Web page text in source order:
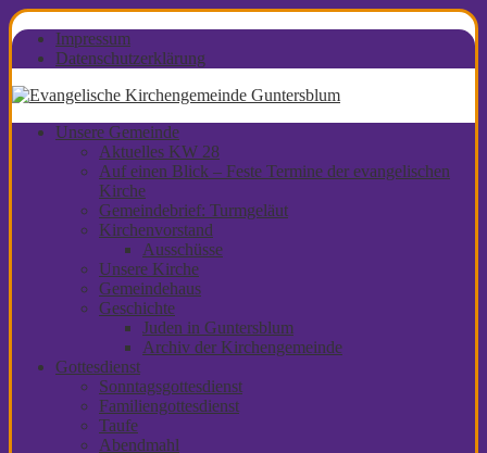
Impressum
Datenschutzerklärung
Unsere Gemeinde
Aktuelles KW 28
Auf einen Blick – Feste Termine der evangelischen
Kirche
Gemeindebrief: Turmgeläut
Kirchenvorstand
Ausschüsse
Unsere Kirche
Gemeindehaus
Geschichte
Juden in Guntersblum
Archiv der Kirchengemeinde
Gottesdienst
Sonntagsgottesdienst
Familiengottesdienst
Taufe
Abendmahl